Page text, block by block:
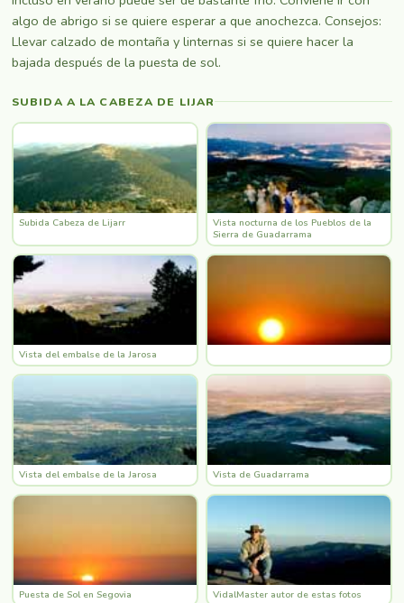
algo de abrigo si se quiere esperar a que anochezca. Consejos:
Llevar calzado de montaña y linternas si se quiere hacer la
bajada después de la puesta de sol.
SUBIDA A LA CABEZA DE LIJAR
Subida Cabeza de Lijarr
Vista nocturna de los Pueblos de la
Sierra de Guadarrama
Vista del embalse de la Jarosa
Vista del embalse de la Jarosa Vista de Guadarrama
Puesta de Sol en Segovia VidalMaster autor de estas fotos